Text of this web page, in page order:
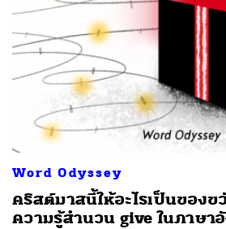
Word Odyssey
คริสต์มาสนี้ให้อะไรเป็นของ
ความรู้สำนวน give ในภาษา